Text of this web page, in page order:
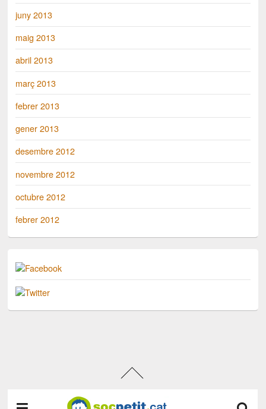
juny 2013
maig 2013
abril 2013
març 2013
febrer 2013
gener 2013
desembre 2012
novembre 2012
octubre 2012
febrer 2012